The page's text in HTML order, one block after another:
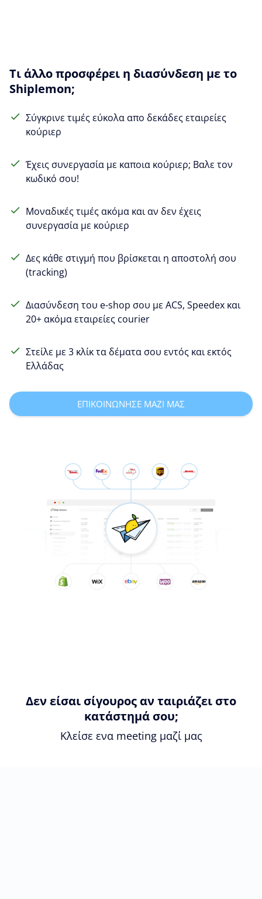
Τι άλλο προσφέρει η διασύνδεση με το
Shiplemon;
Σύγκρινε τιμές εύκολα απο δεκάδες εταιρείες
κούριερ
Έχεις συνεργασία με καποια κούριερ; Βαλε τον
κωδικό σου!
Μοναδικές τιμές ακόμα και αν δεν έχεις
συνεργασία με κούριερ
Δες κάθε στιγμή που βρίσκεται η αποστολή σου
(tracking)
Διασύνδεση του e-shop σου με ACS, Speedex και
20+ ακόμα εταιρείες courier
Στείλε με 3 κλίκ τα δέματα σου εντός και εκτός
Ελλάδας
ΕΠΙΚΟΙΝΩΝΗΣΕ ΜΑΖΙ ΜΑΣ
Δεν είσαι σίγουρος αν ταιριάζει στο
κατάστημά σου;
Κλείσε ενα meeting μαζί μας